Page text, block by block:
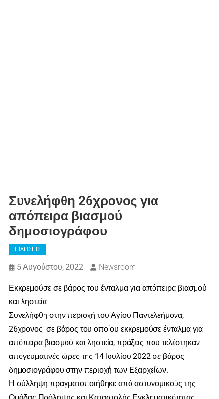
Συνελήφθη 26χρονος για
απόπειρα βιασμού
δημοσιογράφου
ΕΙΔΗΣΕΙΣ
5 Αυγούστου, 2022 Newsroom
Εκκρεμούσε σε βάρος του ένταλμα για απόπειρα βιασμού
και ληστεία
Συνελήφθη στην περιοχή του Αγίου Παντελεήμονα,
26χρονος σε βάρος του οποίου εκκρεμούσε ένταλμα για
απόπειρα βιασμού και ληστεία, πράξεις που τελέστηκαν
απογευματινές ώρες της 14 Ιουλίου 2022 σε βάρος
δημοσιογράφου στην περιοχή των Εξαρχείων.
Η σύλληψη πραγματοποιήθηκε από αστυνομικούς της